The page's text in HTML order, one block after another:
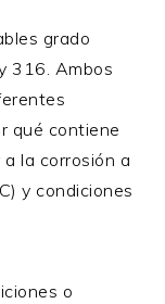
grado
316. Ambos
qué contiene
la corrosión a
y condiciones
o